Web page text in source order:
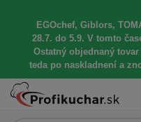
EGOchef, Giblors,
28.7. do 5.9. V tomto
Ostatný objednaný
teda po naskladnení a